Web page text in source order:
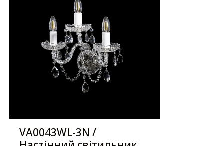
VA0043WL-3N /